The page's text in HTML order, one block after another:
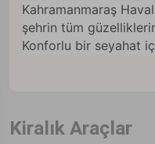
Kahramanmaraş
şehrin tüm
Konforlu bir seyahat
Kiralık Araçlar